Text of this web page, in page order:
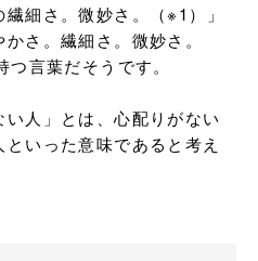
細さ。微妙さ。（※1）」
さ。繊細さ。微妙さ。
つ言葉だそうです。
人」とは、心配りがない
いった意味であると考え